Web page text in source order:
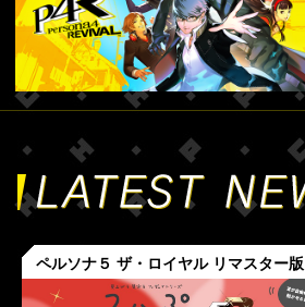
ペルソナ５ ザ・ロイヤル リマスター版